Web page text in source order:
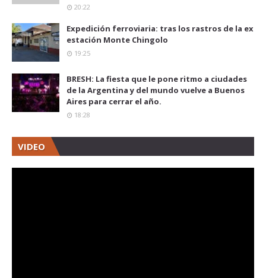
20:22
Expedición ferroviaria: tras los rastros de la ex
estación Monte Chingolo
19:25
BRESH: La fiesta que le pone ritmo a ciudades
de la Argentina y del mundo vuelve a Buenos
Aires para cerrar el año.
18:28
VIDEO